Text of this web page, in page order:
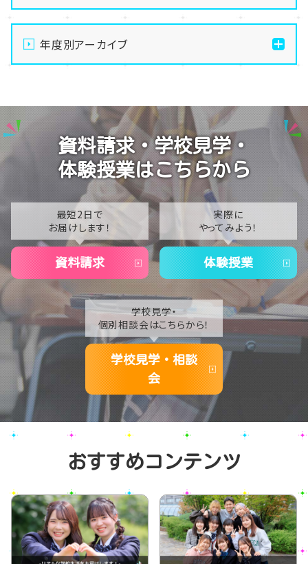
【秋葉原東/秋葉原第二】🌟🌟BIGニュース🌟🌟
STAGE:0 VALORANT オンラインブロック優勝🔥🔥
【秋葉原東/秋葉原第二】🌞6,7月 体験授業のご案内🌞
知らせです📢
【秋葉原東/秋葉原第二】第１回生徒会活動🌟😎
【秋葉原東/秋葉原第二】アナログイラスト クロッキー
編🎨✒
年度別アーカイブ
2025
2024
2023
2021
2020
資料請求・学校見学・
体験授業はこちらから
最短2日で
お届けします！
資料請求
実際に
やってみよう！
体験授業
学校見学・
個別相談会はこちらから！
学校見学・相談
会
おすすめコンテンツ